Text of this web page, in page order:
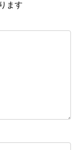
ます